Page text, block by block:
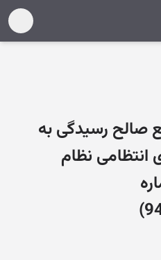
صالح رسیدگی به
انتظامی نظام